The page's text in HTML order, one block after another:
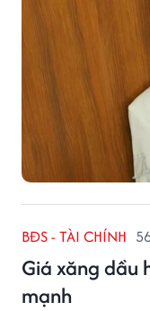
BĐS - TÀI CHÍNH
Giá xăng dầu
mạnh